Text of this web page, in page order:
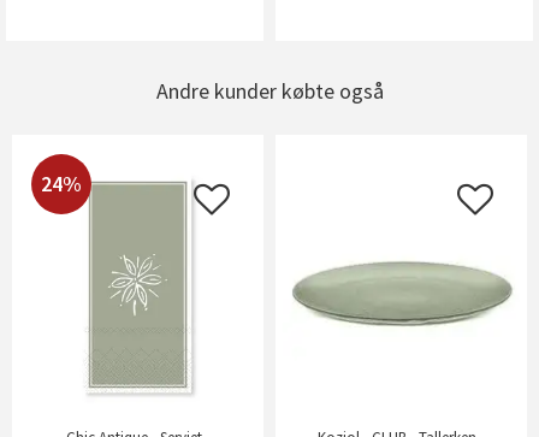
Andre kunder købte også
24%